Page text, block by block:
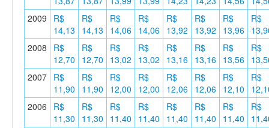
2009
R$
14,13
R$
14,13
R$
14,06
R$
14,06
R$
13,92
R$
13,92
R$
13,96
R$
2008
R$
12,70
R$
12,70
R$
13,02
R$
13,02
R$
13,16
R$
13,16
R$
13,56
R$
2007 R$
11,90
R$
11,90
R$
12,00
R$
12,00
R$
12,06
R$
12,06
R$
12,10
R$
2006
R$
11,30
R$
11,30
R$
11,40
R$
11,40
R$
11,40
R$
11,40
R$
11,40
R$